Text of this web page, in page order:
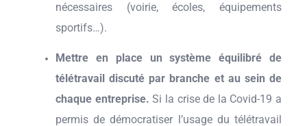
nécessaires (voirie, écoles, équipements
sportifs…).
Mettre en place un système équilibré de
télétravail discuté par branche et au sein de
chaque entreprise. Si la crise de la Covid-19 a
permis de démocratiser l’usage du télétravail